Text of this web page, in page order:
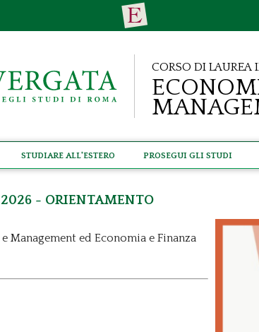
Corso di Laurea
Studiare all'estero Prosegui gli studi
- Orientamento
ed Economia e Finanza